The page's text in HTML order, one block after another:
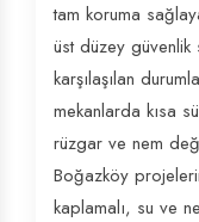
tam koruma
üst düzey güvenlik
karşılaşılan
mekanlarda kısa
rüzgar ve nem
Boğazköy
kaplamalı, su ve